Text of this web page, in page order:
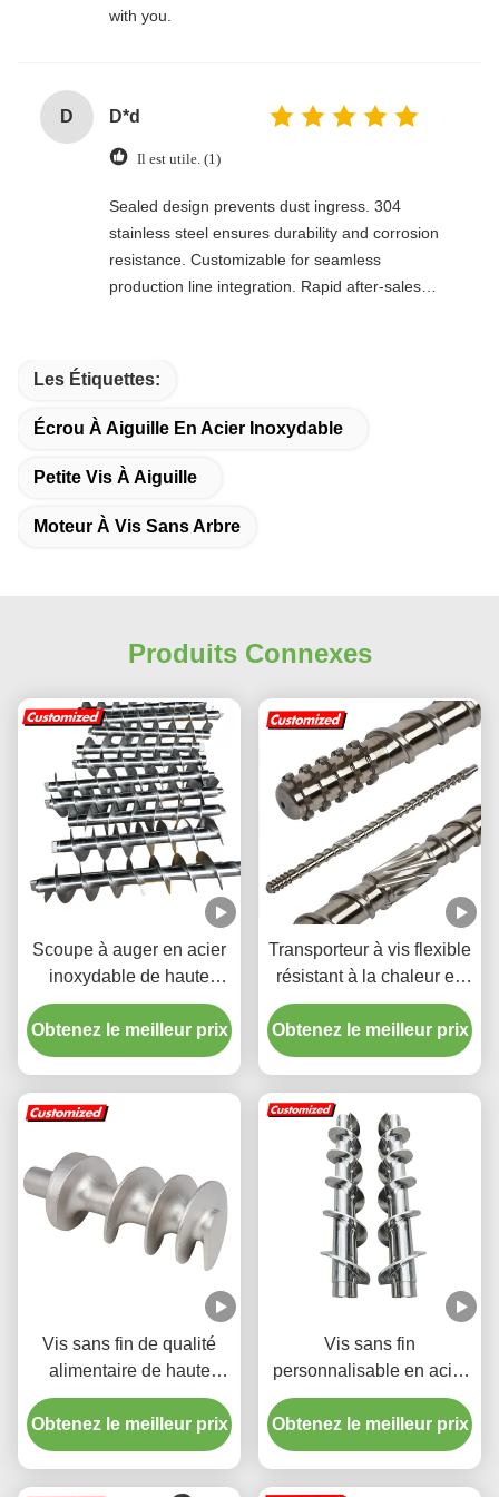
with you.
D D*d
Il est utile. (1)
Sealed design prevents dust ingress. 304
stainless steel ensures durability and corrosion
resistance. Customizable for seamless
production line integration. Rapid after-sales
Les Étiquettes:
Écrou À Aiguille En Acier Inoxydable
Petite Vis À Aiguille
Moteur À Vis Sans Arbre
Produits Connexes
Scoupe à auger en acier
inoxydable de haute
précision de qualité
alimentaire avec vol de
vis personnalisable
Obtenez le meilleur prix
Transporteur à vis flexible
résistant à la chaleur en
acier inoxydable adapté à
l'exploitation minière de
l'énergie
Obtenez le meilleur prix
Vis sans fin de qualité
alimentaire de haute
précision en acier
inoxydable 304/316 pour
hachoir à viande
Obtenez le meilleur prix
Vis sans fin
personnalisable en acier
inoxydable résistant à la
chaleur avec lame
hélicoïdale pour
Obtenez le meilleur prix